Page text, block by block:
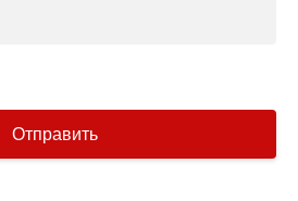
Отправить